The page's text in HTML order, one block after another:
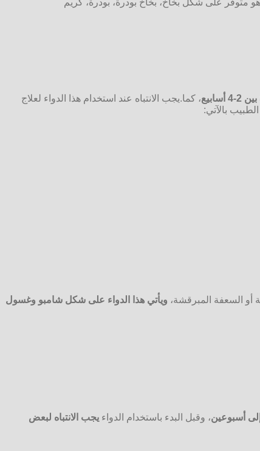
، كما.يجب الانتباه عند استخدام هذا الدواء لعلاج
بالآتي:
ويأتي هذا الدواء على شكل شامبو وغسول
أسبوعين، وقبل البدء باستخدام الدواء يجب الانتباه لبعض